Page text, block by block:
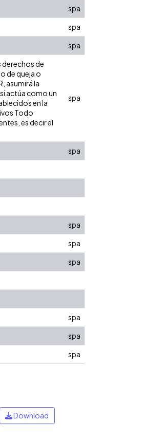
spa
spa
spa
derechos de
de queja o
asumirá la
actúa como un
en la
Todo
es decir el
spa
spa
spa
spa
spa
spa
spa
spa
Download